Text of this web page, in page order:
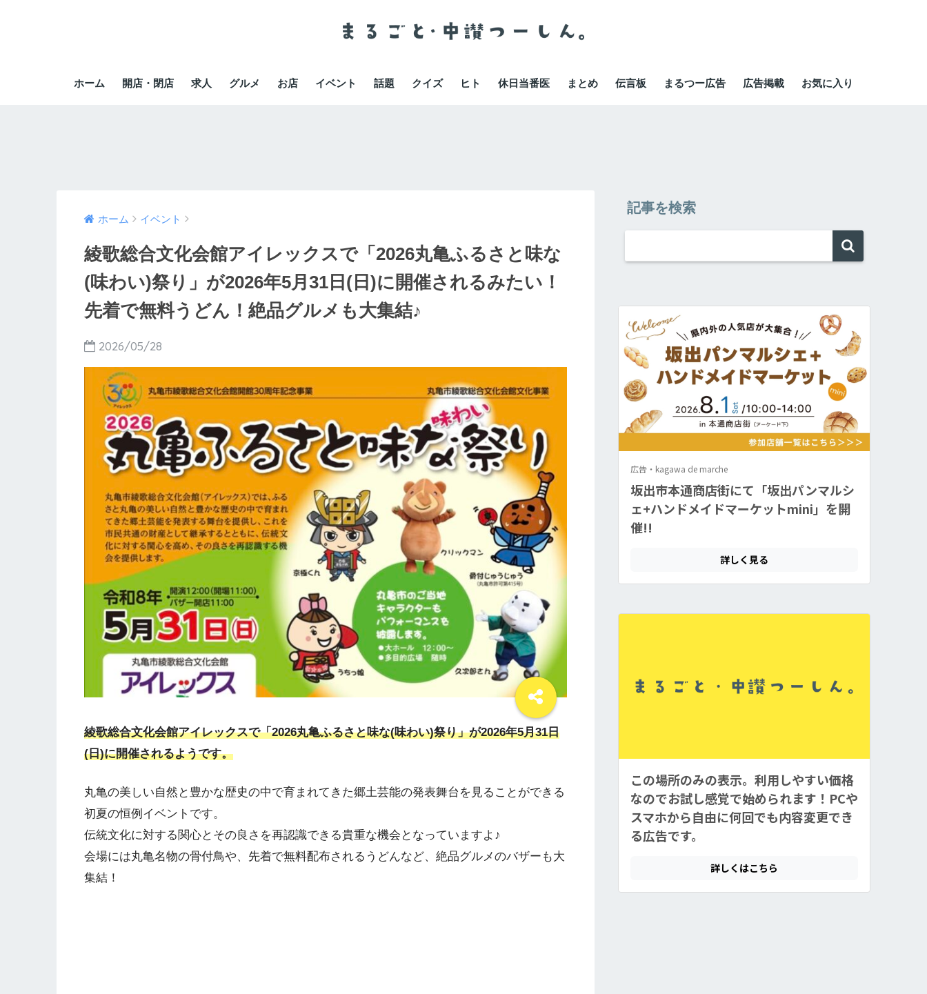
ホーム 開店・閉店 求人 グルメ お店 イベント 話題 クイズ ヒト 休日当番医 まとめ 伝言板 まるつー広告 広告掲載 お気に入り
ホーム イベント
綾歌総合文化会館アイレックスで「2026丸亀ふるさと味な
(味わい)祭り」が2026年5月31日(日)に開催されるみたい！
先着で無料うどん！絶品グルメも大集結♪
2026/05/28
綾歌総合文化会館アイレックスで「2026丸亀ふるさと味な(味わい)祭り」が2026年5月31日
(日)に開催されるようです。
丸亀の美しい自然と豊かな歴史の中で育まれてきた郷土芸能の発表舞台を見ることができる
初夏の恒例イベントです。
伝統文化に対する関心とその良さを再認識できる貴重な機会となっていますよ♪
会場には丸亀名物の骨付鳥や、先着で無料配布されるうどんなど、絶品グルメのバザーも大
集結！
記事を検索